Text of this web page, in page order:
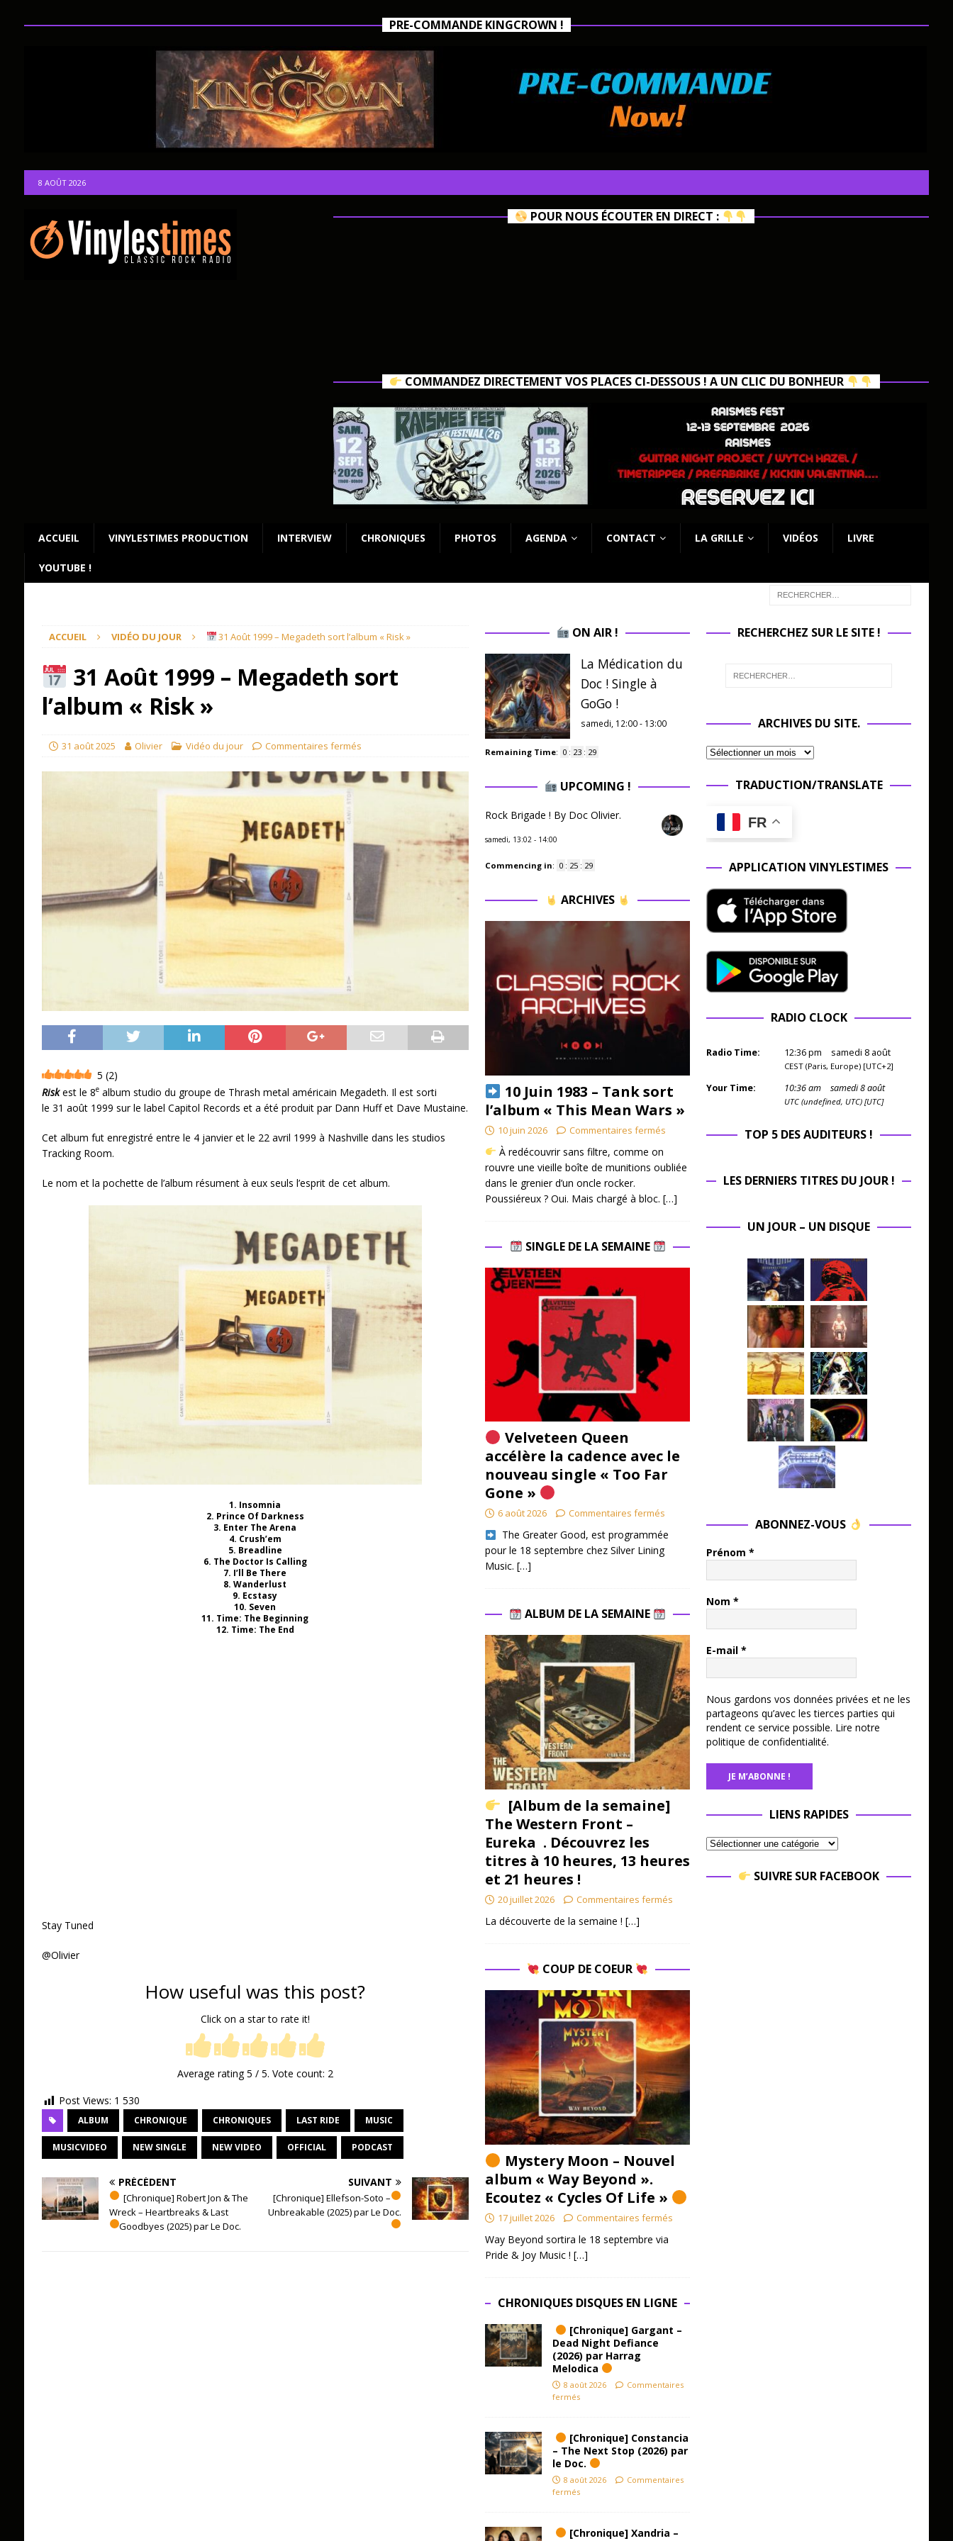
PRE-COMMANDE KINGCROWN !
8 AOÛT 2026
POUR NOUS ÉCOUTER EN DIRECT :
COMMANDEZ DIRECTEMENT VOS PLACES CI-DESSOUS ! A UN CLIC DU BONHEUR
ACCUEIL VINYLESTIMES PRODUCTION INTERVIEW CHRONIQUES PHOTOS AGENDA CONTACT LA GRILLE VIDÉOS LIVRE
YOUTUBE !
ACCUEIL VIDÉO DU JOUR 31 Août 1999 – Megadeth sort l’album « Risk »
31 Août 1999 – Megadeth sort
l’album « Risk »
31 août 2025 Olivier Vidéo du jour Commentaires fermés
5 (2)
Riskest le 8ealbum studio du groupe de Thrash metal américain Megadeth. Il est sorti
le 31 août 1999 sur le label Capitol Records et a été produit par Dann Huff et Dave Mustaine.
Cet album fut enregistré entre le 4 janvier et le 22 avril 1999 à Nashville dans les studios
Tracking Room.
Le nom et la pochette de l’album résument à eux seuls l’esprit de cet album.
1. Insomnia
2. Prince Of Darkness
3. Enter The Arena
4. Crush’em
5. Breadline
6. The Doctor Is Calling
7. I’ll Be There
8. Wanderlust
9. Ecstasy
10. Seven
11. Time: The Beginning
12. Time: The End
Stay Tuned
@Olivier
How useful was this post?
Click on a star to rate it!
Average rating5 / 5. Vote count: 2
Post Views: 1 530
ALBUM CHRONIQUE CHRONIQUES LAST RIDE MUSIC
MUSICVIDEO NEW SINGLE NEW VIDEO OFFICIAL PODCAST
PRÉCÉDENT
[Chronique] Robert Jon & The
Wreck – Heartbreaks & Last
Goodbyes (2025) par Le Doc.
SUIVANT
[Chronique] Ellefson-Soto –
Unbreakable (2025) par Le Doc.
ON AIR !
La Médication du
Doc ! Single à
GoGo !
samedi, 12:00 - 13:00
Remaining Time: 0 : 23 : 28
UPCOMING !
Rock Brigade ! By Doc Olivier.
samedi, 13:02 - 14:00
Commencing in: 0 : 25 : 28
ARCHIVES
10 Juin 1983 – Tank sort
l’album « This Mean Wars »
10 juin 2026 Commentaires fermés
À redécouvrir sans filtre, comme on
rouvre une vieille boîte de munitions oubliée
dans le grenier d’un oncle rocker.
Poussiéreux ? Oui. Mais chargé à bloc. […]
SINGLE DE LA SEMAINE
Velveteen Queen
accélère la cadence avec le
nouveau single « Too Far
Gone »
6 août 2026 Commentaires fermés
​ The Greater Good, est programmée
pour le 18 septembre chez Silver Lining
Music. […]
ALBUM DE LA SEMAINE
[Album de la semaine]
The Western Front –
Eureka . Découvrez les
titres à 10 heures, 13 heures
et 21 heures !
20 juillet 2026 Commentaires fermés
La découverte de la semaine ! […]
COUP DE COEUR
Mystery Moon – Nouvel
album « Way Beyond ».
Ecoutez « Cycles Of Life »
17 juillet 2026 Commentaires fermés
Way Beyond sortira le 18 septembre via
Pride & Joy Music ! […]
CHRONIQUES DISQUES EN LIGNE
[Chronique] Gargant –
Dead Night Defiance
(2026) par Harrag
Melodica
8 août 2026
Commentaires
fermés
[Chronique] Constancia
– The Next Stop (2026) par
le Doc.
8 août 2026
Commentaires
fermés
[Chronique] Xandria –
RECHERCHEZ SUR LE SITE !
ARCHIVES DU SITE.
TRADUCTION/TRANSLATE
FR
APPLICATION VINYLESTIMES
RADIO CLOCK
Radio Time: 12:36pm samedi 8 août
CEST (Paris, Europe) [UTC+2]
Your Time: 10:36am samedi 8 août
UTC (undefined, UTC) [UTC]
TOP 5 DES AUDITEURS !
LES DERNIERS TITRES DU JOUR !
UN JOUR – UN DISQUE
ABONNEZ-VOUS
Prénom *
Nom *
E-mail *
Nous gardons vos données privées et ne les
partageons qu’avec les tierces parties qui
rendent ce service possible. Lire notre
politique de confidentialité.
LIENS RAPIDES
SUIVRE SUR FACEBOOK